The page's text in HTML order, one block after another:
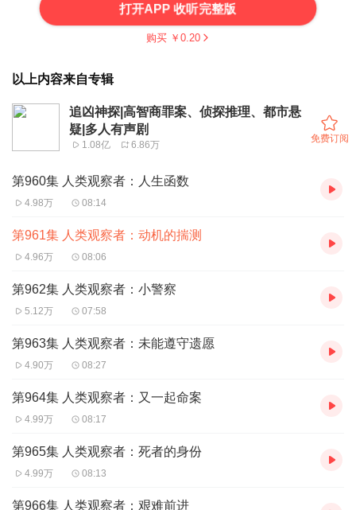
打开APP 收听完整版
购买 ￥ 0.20
以上内容来自专辑
追凶神探|高智商罪案、侦探推理、都市悬
疑|多人有声剧
1.08亿 6.86万
免费订阅
第960集 人类观察者：人生函数
4.98万 08:14
第961集 人类观察者：动机的揣测
4.96万 08:06
第962集 人类观察者：小警察
5.12万 07:58
第963集 人类观察者：未能遵守遗愿
4.90万 08:27
第964集 人类观察者：又一起命案
4.99万 08:17
第965集 人类观察者：死者的身份
4.99万 08:13
第966集 人类观察者：艰难前进